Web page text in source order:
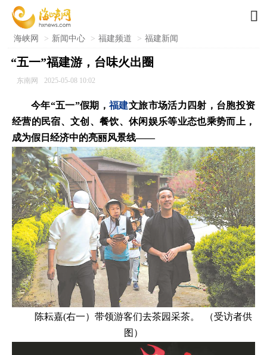

海峡网 > 新闻中心 > 福建频道 > 福建新闻
“五一”福建游，台味火出圈
东南网 2025-05-08 10:02
今年“五一”假期，福建文旅市场活力四射，台胞投资
经营的民宿、文创、餐饮、休闲娱乐等业态也乘势而上，
成为假日经济中的亮丽风景线——
陈耘嘉(右一）带领游客们去茶园采茶。 （受访者供
图）